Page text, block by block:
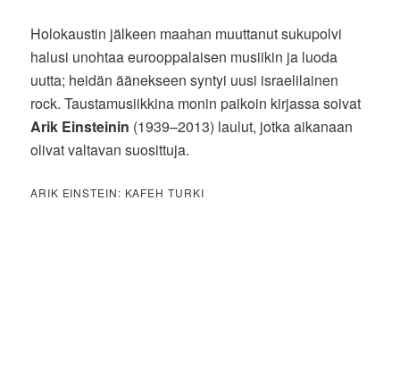
Holokaustin jälkeen maahan muuttanut sukupolvi
halusi unohtaa eurooppalaisen musiikin ja luoda
uutta; heidän äänekseen syntyi uusi israelilainen
rock. Taustamusiikkina monin paikoin kirjassa soivat
Arik Einsteinin (1939–2013) laulut, jotka aikanaan
olivat valtavan suosittuja.
ARIK EINSTEIN: KAFEH TURKI